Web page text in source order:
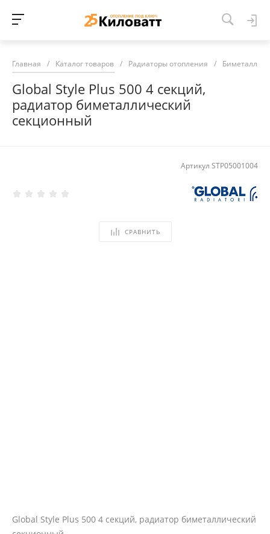
Главная / Каталог товаров / Радиаторы отопления /
Global Style Plus 500 4 секций,
радиатор биметаллический
секционный
Артикул STP05001004
СРАВНИТЬ
Global Style Plus 500 4 секций, радиатор биметаллический